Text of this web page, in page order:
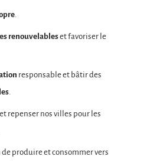
.
renouvelableset favoriser le
responsable et bâtir des
.
et repenser nos villes pour les
produire et consommer vers